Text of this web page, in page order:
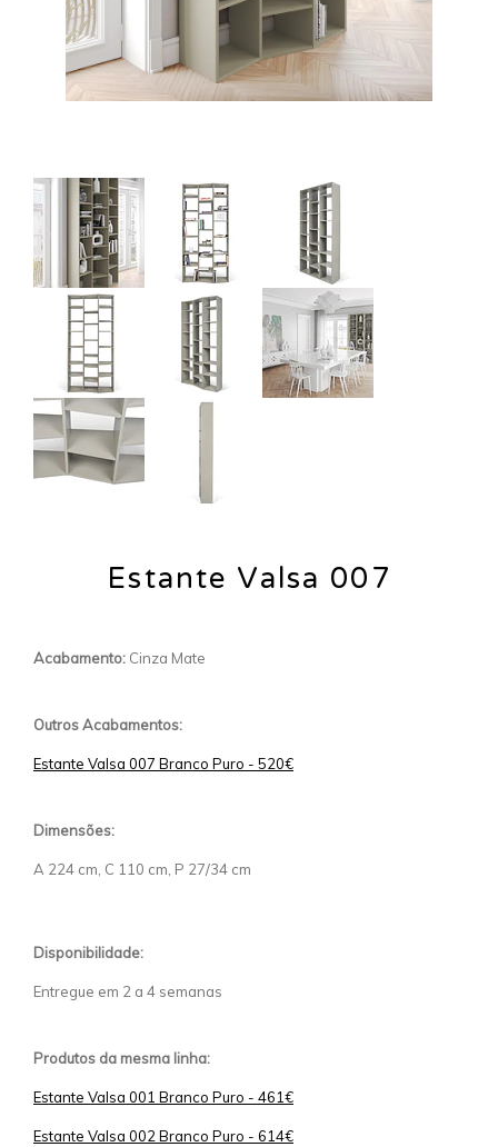
Estante Valsa 007
Acabamento: Cinza Mate
Outros Acabamentos:
Estante Valsa 007 Branco Puro - 520€
Dimensões:
A 224 cm, C 110 cm, P 27/34 cm
Disponibilidade:
Entregue em 2 a 4 semanas
Produtos da mesma linha:
Estante Valsa 001 Branco Puro - 461€
Estante Valsa 002 Branco Puro - 614€